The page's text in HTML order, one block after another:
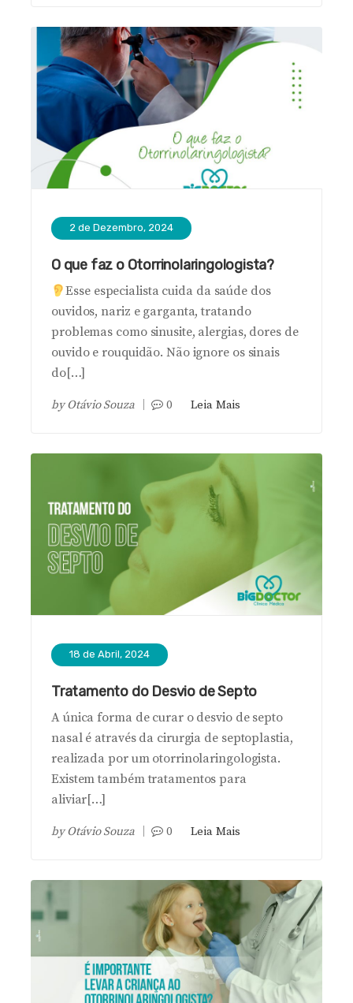
2 de Dezembro, 2024
O que faz o Otorrinolaringologista?
Esse especialista cuida da saúde dos
ouvidos, nariz e garganta, tratando
problemas como sinusite, alergias, dores de
ouvido e rouquidão. Não ignore os sinais
do[…]
byOtávio Souza 0 Leia Mais
18 de Abril, 2024
Tratamento do Desvio de Septo
A única forma de curar o desvio de septo
nasal é através da cirurgia de septoplastia,
realizada por um otorrinolaringologista.
Existem também tratamentos para
aliviar[…]
byOtávio Souza 0 Leia Mais